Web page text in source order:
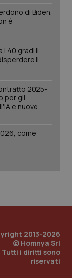
di Biden.
è
i 40 gradi il
il
2025-
per gli
e nuove
come
2013-2026
© Homnya Srl
Tutti i diritti sono
riservati